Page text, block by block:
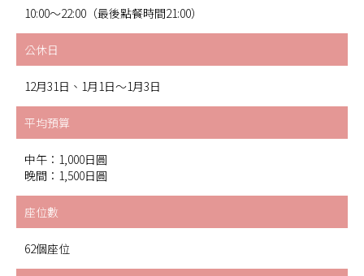
10:00～22:00（最後點餐時間21:00）
公休日
12月31日、1月1日〜1月3日
平均預算
中午：1,000日圓
晚間：1,500日圓
座位數
62個座位